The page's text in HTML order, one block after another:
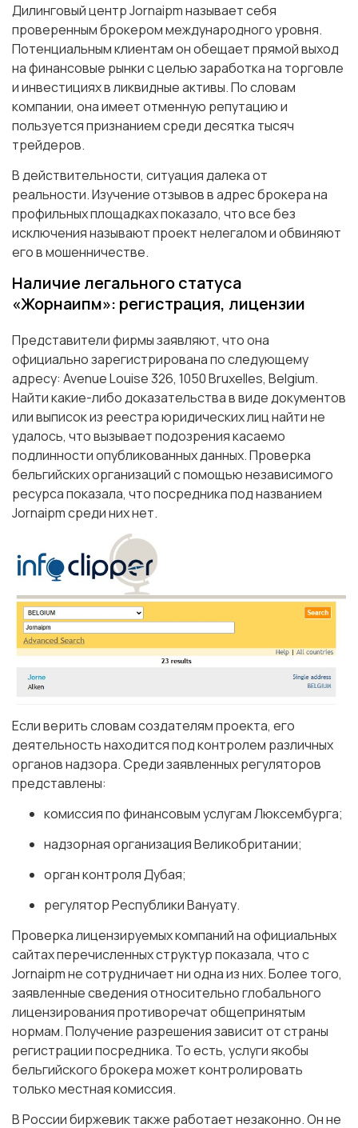
Дилинговый центр Jornaipm называет себя
проверенным брокером международного уровня.
Потенциальным клиентам он обещает прямой выход
на финансовые рынки с целью заработка на торговле
и инвестициях в ликвидные активы. По словам
компании, она имеет отменную репутацию и
пользуется признанием среди десятка тысяч
трейдеров.
В действительности, ситуация далека от
реальности. Изучение отзывов в адрес брокера на
профильных площадках показало, что все без
исключения называют проект нелегалом и обвиняют
его в мошенничестве.
Наличие легального статуса
«Жорнаипм»: регистрация, лицензии
Представители фирмы заявляют, что она
официально зарегистрирована по следующему
адресу: Avenue Louise 326, 1050 Bruxelles, Belgium.
Найти какие-либо доказательства в виде документов
или выписок из реестра юридических лиц найти не
удалось, что вызывает подозрения касаемо
подлинности опубликованных данных. Проверка
бельгийских организаций с помощью независимого
ресурса показала, что посредника под названием
Jornaipm среди них нет.
Если верить словам создателям проекта, его
деятельность находится под контролем различных
органов надзора. Среди заявленных регуляторов
представлены:
комиссия по финансовым услугам Люксембурга;
надзорная организация Великобритании;
орган контроля Дубая;
регулятор Республики Вануату.
Проверка лицензируемых компаний на официальных
сайтах перечисленных структур показала, что с
Jornaipm не сотрудничает ни одна из них. Более того,
заявленные сведения относительно глобального
лицензирования противоречат общепринятым
нормам. Получение разрешения зависит от страны
регистрации посредника. То есть, услуги якобы
бельгийского брокера может контролировать
только местная комиссия.
В России биржевик также работает незаконно. Он не